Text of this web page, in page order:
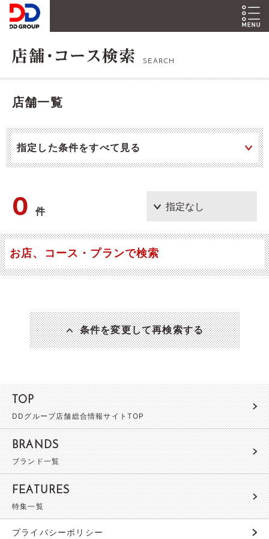
SEARCH
店舗一覧
指定した条件をすべて見る
0件
お店、コース・プランで検索
条件を変更して再検索する
TOP
DDグループ店舗総合情報サイトTOP
BRANDS
ブランド一覧
FEATURES
特集一覧
プライバシーポリシー